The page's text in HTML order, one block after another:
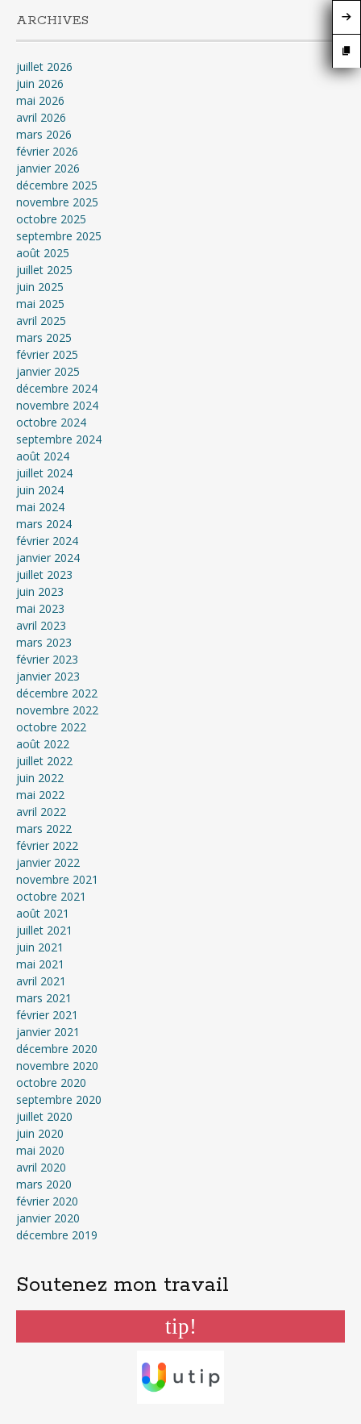
ARCHIVES
juillet 2026
juin 2026
mai 2026
avril 2026
mars 2026
février 2026
janvier 2026
décembre 2025
novembre 2025
octobre 2025
septembre 2025
août 2025
juillet 2025
juin 2025
mai 2025
avril 2025
mars 2025
février 2025
janvier 2025
décembre 2024
novembre 2024
octobre 2024
septembre 2024
août 2024
juillet 2024
juin 2024
mai 2024
mars 2024
février 2024
janvier 2024
juillet 2023
juin 2023
mai 2023
avril 2023
mars 2023
février 2023
janvier 2023
décembre 2022
novembre 2022
octobre 2022
août 2022
juillet 2022
juin 2022
mai 2022
avril 2022
mars 2022
février 2022
janvier 2022
novembre 2021
octobre 2021
août 2021
juillet 2021
juin 2021
mai 2021
avril 2021
mars 2021
février 2021
janvier 2021
décembre 2020
novembre 2020
octobre 2020
septembre 2020
juillet 2020
juin 2020
mai 2020
avril 2020
mars 2020
février 2020
janvier 2020
décembre 2019
Soutenez mon travail
tip!